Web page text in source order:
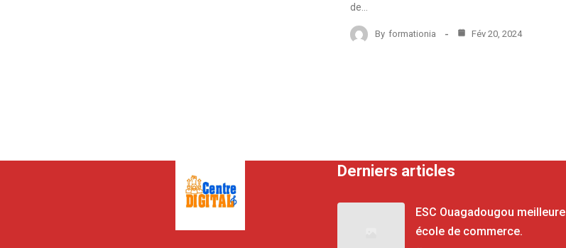
de…
By formationia Fév 20, 2024
Derniers articles
ESC Ouagadougou meilleure
école de commerce.